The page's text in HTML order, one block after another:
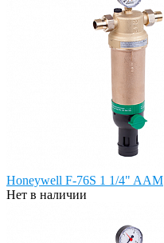
Honeywell F-76S 1 1/4" AAM
Нет в наличии